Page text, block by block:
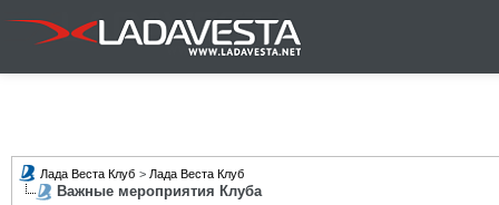
Лада Веста Клуб > Лада Веста Клуб
Важные мероприятия Клуба